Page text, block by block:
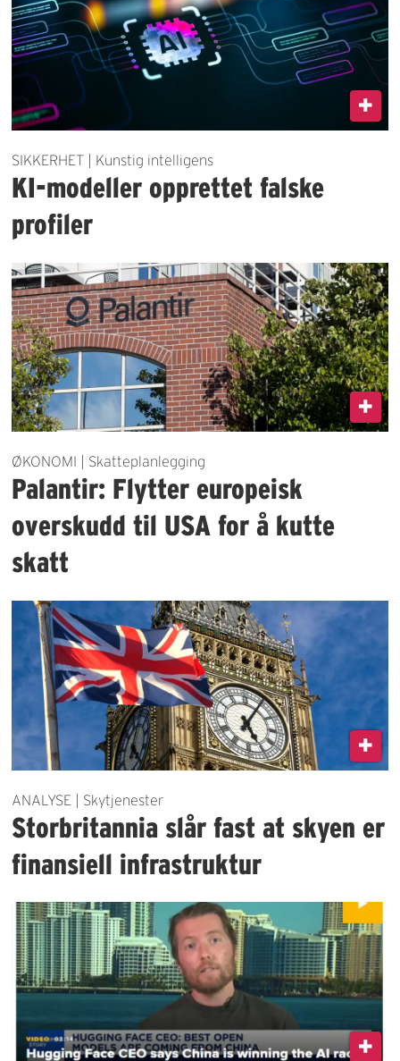
SIKKERHET | Kunstig intelligens
KI-modeller opprettet falske
profiler
ØKONOMI | Skatteplanlegging
Palantir: Flytter europeisk
overskudd til USA for å kutte
skatt
ANALYSE | Skytjenester
Storbritannia slår fast at skyen er
finansiell infrastruktur